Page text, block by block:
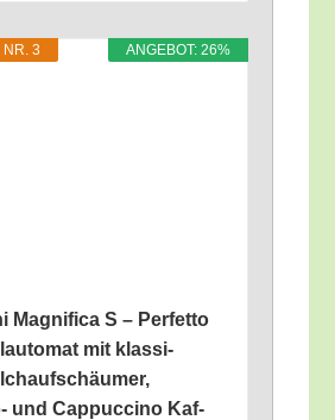
ANGE­BOT: 26%
NR. 3
Magni­fi­ca S – Per­fet­to
mit klas­si­
und Cap­puc­ci­no Kaf­